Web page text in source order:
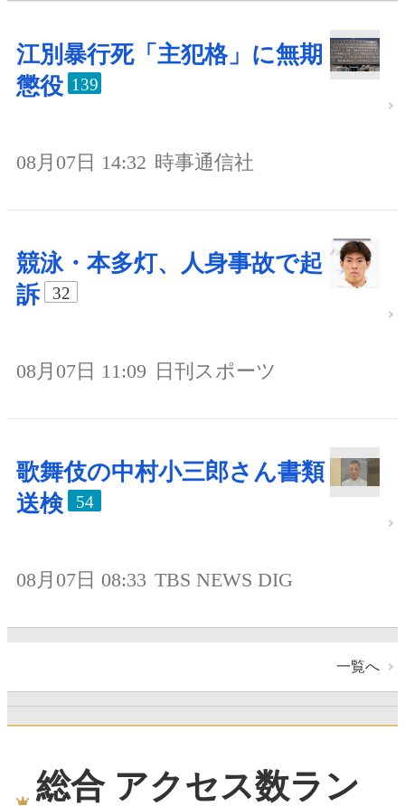
江別暴行死「主犯格」に無期
懲役 139
08月07日 14:32 時事通信社
競泳・本多灯、人身事故で起
訴
32
08月07日 11:09 日刊スポーツ
歌舞伎の中村小三郎さん書類
送検
54
08月07日 08:33 TBS NEWS DIG
一覧へ
総合 アクセス数ラン